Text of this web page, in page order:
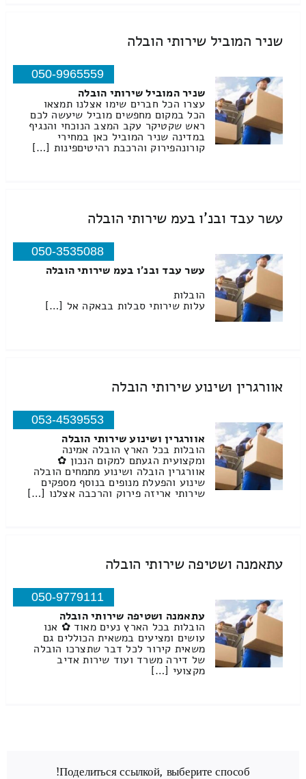
שניר המוביל שירותי הובלה
050-9965559
שניר המוביל שירותי הובלה
עצרו הכל חברים שימו אצלנו תמצאו
הכל במקום מחפשים מוביל שיעשה לכם
ראש שקטיקר עקב המצב הנוכחי והנגיף
במדינה שניר המוביל כאן במחירי
קורונהפירוק והרכבת רהיטיםפינות […]
עשר עבד ובנ'ו בעמ שירותי הובלה
050-3535088
עשר עבד ובנ'ו בעמ שירותי הובלה
הובלות
עלות שירותי סבלות בבאקה אל […]
אוורגרין ושינוע שירותי הובלה
053-4539553
אוורגרין ושינוע שירותי הובלה
הובלות בכל הארץ הובלה אמינה
ומקצועית הגעתם למקום הנכון ✿
אוורגרין הובלה ושינוע מתמחים הובלה
שינוע והפעלת מנופים בנוסף מספקים
שירותי אריזה פירוק והרכבה אצלנו […]
עתאמנה ושטיפה שירותי הובלה
050-9779111
עתאמנה ושטיפה שירותי הובלה
הובלות בכל הארץ נעים מאוד ✿ אנו
עושים ומציעים במשאית הכוללים גם
משאית קירור לכל דבר שתצרכו הובלה
של דירה משרד ועוד שירות אדיב
מקצועי […]
Поделиться ссылкой, выберите способ!